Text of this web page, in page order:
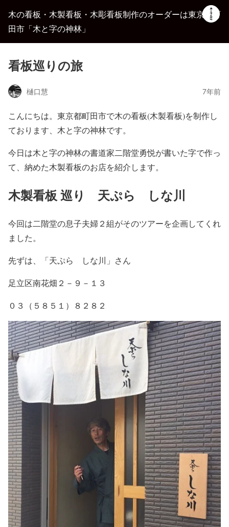
木の看板・木製看板・木彫看板制作のオーダーは東京都町
田市「木と字の神林」
看板巡りの旅
樋口慧 7年前
こんにちは。東京都町田市で木の看板(木製看板)を制作し
ております、木と字の神林です。
今日は木と字の神林の書道家二階堂勇悦が書いた字で作っ
て、納めた木製看板のお店を紹介します。
木製看板 巡り 天ぷら しな川
今回は二階堂の息子夫婦２組がそのツアーを企画してくれ
ました。
先ずは、「天ぷら しな川」さん
足立区南花畑２－９－１３
０３（５８５１）８２８２